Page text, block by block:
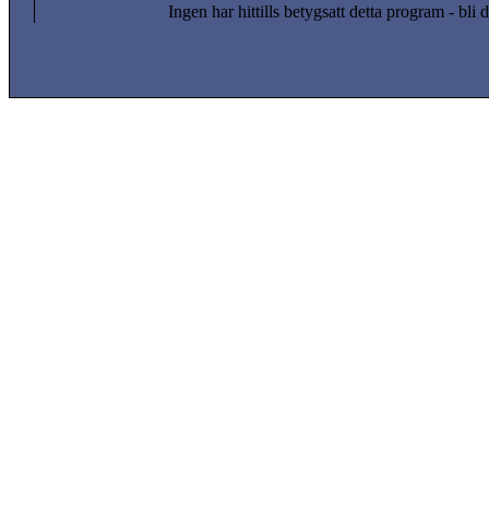
Ingen har hittills betygsatt detta program - bli